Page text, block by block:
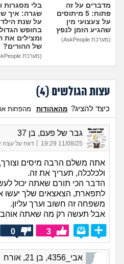
מדברים על זה
פתוח: 5 מיתוסים
על צעצועי מין
שהגיע הזמן לנפץ
(מערכת AskPeople)
בלי מסגרות
שגרה: איך
על שנת
בחופש
ומצילים את
של ההורים?
(מערכת AskPeople)
עצות הגולשים (4
)
כיצד להציג? מהאהודות מהפחות
גבר של פעם, בן 37
11/08/25 19:29 דווח על עצה
אתה משלם הרבה מיסים וצורך,
ולכלכלה, תעריך את זה.
הדבר הכי תורם שאתה יכול
לתפארת, הצאצאים שלך
משפחה זה חשוב וערך עליון.
אבל תעשה רק מה שאתה
3
0
אבי_4356, בן 21, אורח